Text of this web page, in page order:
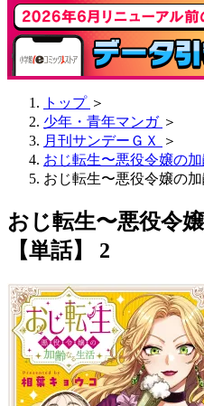
トップ ＞
少年・青年マンガ ＞
月刊サンデーＧＸ
＞
おじ転生〜悪役令嬢の
おじ転生〜悪役令嬢の
おじ転生〜悪役令
【単話】 2